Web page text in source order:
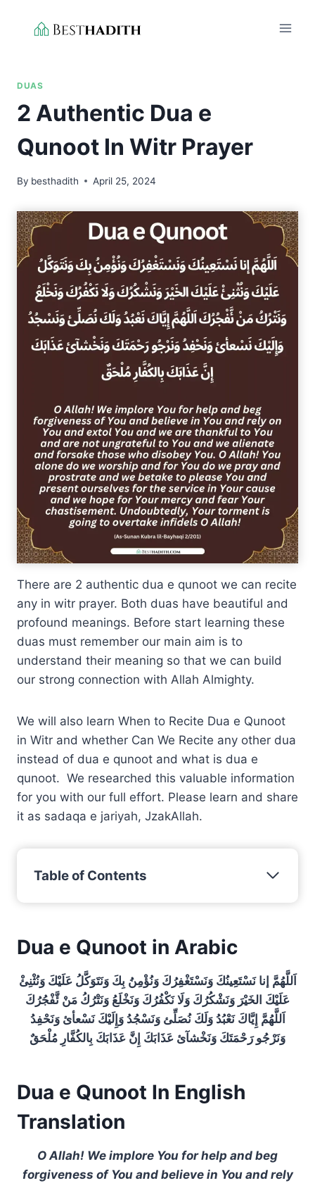
DUAS
2 Authentic Dua e
Qunoot In Witr Prayer
By besthadith April 25, 2024
There are 2 authentic dua e qunoot we can recite
any in witr prayer. Both duas have beautiful and
profound meanings. Before start learning these
duas must remember our main aim is to
understand their meaning so that we can build
our strong connection with Allah Almighty.
We will also learn When to Recite Dua e Qunoot
in Witr and whether Can We Recite any other dua
instead of dua e qunoot and what is dua e
qunoot. We researched this valuable information
for you with our full effort. Please learn and share
it as sadaqa e jariyah, JzakAllah.
Table of Contents
Dua e Qunoot in Arabic
اَللَّهُمَّ إنا نَسْتَعِينُكَ وَنَسْتَغْفِرُكَ وَنُؤْمِنُ بِكَ وَنَتَوَكَّلُ عَلَيْكَ وَنُثْنِئْ
عَلَيْكَ الخَيْرَ وَنَشْكُرُكَ وَلَا نَكْفُرُكَ وَنَخْلَعُ وَنَتْرُكُ مَنْ ئَّفْجُرُكَ
اَللَّهُمَّ إِيَّاكَ نَعْبُدُ وَلَكَ نُصَلِّئ وَنَسْجُدُ وَإِلَيْكَ نَسْعأئ وَنَحْفِدُ
وَنَرْجُو رَحْمَتَكَ وَنَخْشآئ عَذَابَكَ إِنَّ عَذَابَكَ بِالكُفَّارِ مُلْحَقٌ
Dua e Qunoot In English
Translation
O Allah! We implore You for help and beg
forgiveness of You and believe in You and rely